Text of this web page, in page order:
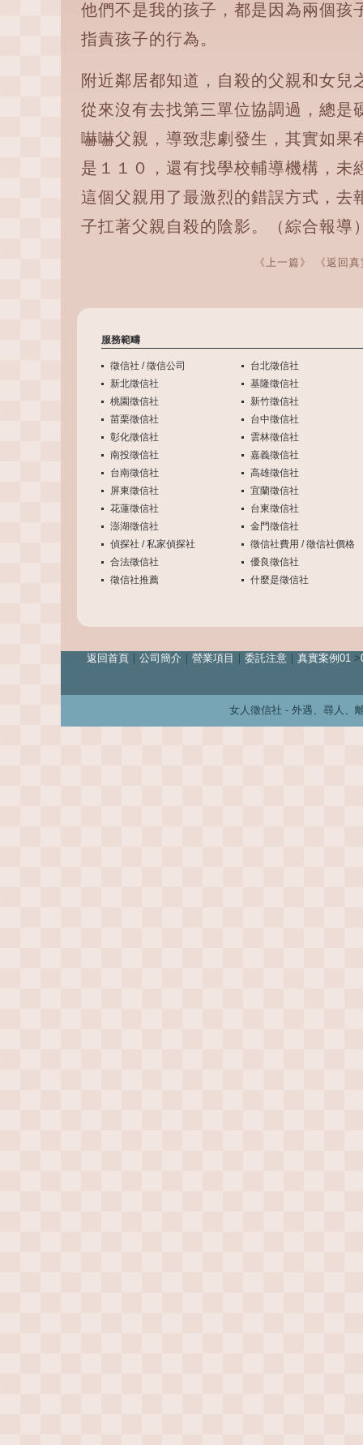
他們不是我的孩子，都是因為兩個孩
指責孩子的行為。
附近鄰居都知道，自殺的父親和女
從來沒有去找第三單位協調過，總是
嚇嚇父親，導致悲劇發生，其實如
是１１０，還有找學校輔導機構，
這個父親用了最激烈的錯誤方式，去
子扛著父親自殺的陰影。（綜合報導
《上一篇》 《返回
服務範疇
徵信社 / 徵信公司
台北徵信社
新北徵信社
基隆徵信社
桃園徵信社
新竹徵信社
苗栗徵信社
台中徵信社
彰化徵信社
雲林徵信社
南投徵信社
嘉義徵信社
台南徵信社
高雄徵信社
屏東徵信社
宜蘭徵信社
花蓮徵信社
台東徵信社
澎湖徵信社
金門徵信社
偵探社 / 私家偵探社
徵信社費用 / 徵信社價格
合法徵信社
優良徵信社
徵信社推薦
什麼是徵信社
返回首頁｜ 公司簡介 營業項目 委託注意｜ 真實案例01>
女人徵信社 - 外遇、尋人、